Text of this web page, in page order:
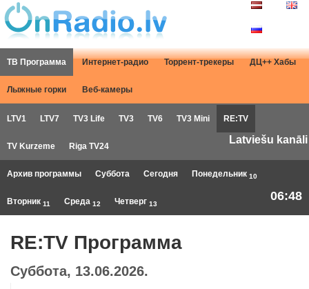
ТВ Программа Интернет-радио Торрент-трекеры ДЦ++ Хабы
Лыжные горки Веб-камеры
LTV1 LTV7 TV3 Life TV3 TV6 TV3 Mini RE:TV
TV Kurzeme Riga TV24
Latviešu kanāli
Архив программы Суббота Сегодня Понедельник 10
Вторник 11 Среда 12 Четверг 13
06:48
RE:TV Программа
Суббота, 13.06.2026.